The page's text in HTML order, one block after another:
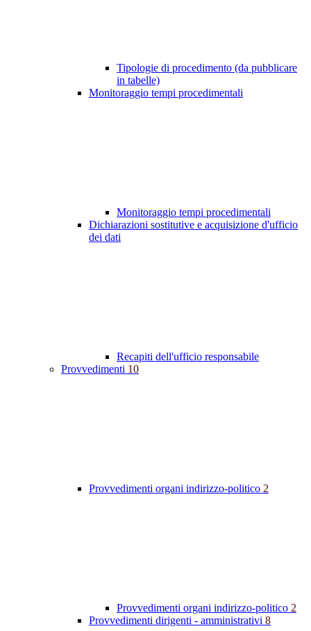
Tipologie di procedimento (da pubblicare
in tabelle)
Monitoraggio tempi procedimentali
Monitoraggio tempi procedimentali
Dichiarazioni sostitutive e acquisizione d'ufficio
dei dati
Recapiti dell'ufficio responsabile
Provvedimenti 10
Provvedimenti organi indirizzo-politico 2
Provvedimenti organi indirizzo-politico 2
Provvedimenti dirigenti - amministrativi 8